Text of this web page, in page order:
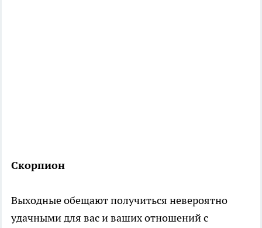
Скорпион
Выходные обещают получиться невероятно
удачными для вас и ваших отношений с